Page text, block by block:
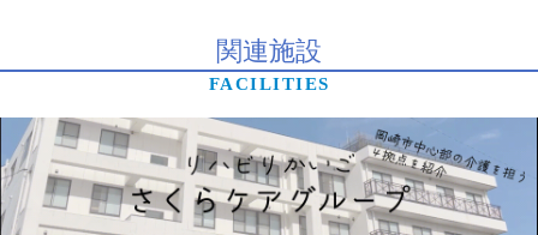
関連施設
FACILITIES